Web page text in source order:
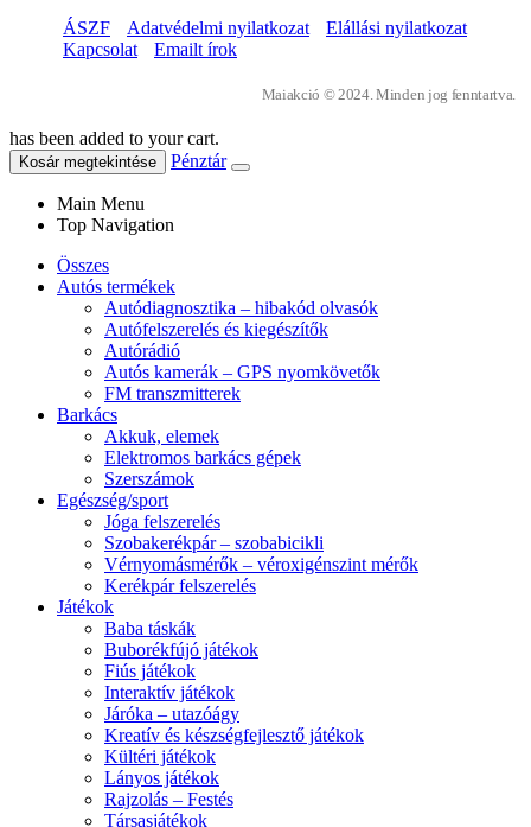
ÁSZF
Adatvédelmi nyilatkozat
Elállási nyilatkozat
Kapcsolat
Emailt írok
Maiakció © 2024. Minden jog fenntartva.
has been added to your cart.
Kosár megtekintése Pénztár
Main Menu
Top Navigation
Összes
Autós termékek
Autódiagnosztika – hibakód olvasók
Autófelszerelés és kiegészítők
Autórádió
Autós kamerák – GPS nyomkövetők
FM transzmitterek
Barkács
Akkuk, elemek
Elektromos barkács gépek
Szerszámok
Egészség/sport
Jóga felszerelés
Szobakerékpár – szobabicikli
Vérnyomásmérők – véroxigénszint mérők
Kerékpár felszerelés
Játékok
Baba táskák
Buborékfújó játékok
Fiús játékok
Interaktív játékok
Járóka – utazóágy
Kreatív és készségfejlesztő játékok
Kültéri játékok
Lányos játékok
Rajzolás – Festés
Társasjátékok